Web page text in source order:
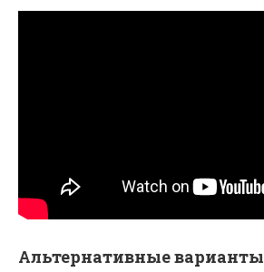
Альтернативные варианты